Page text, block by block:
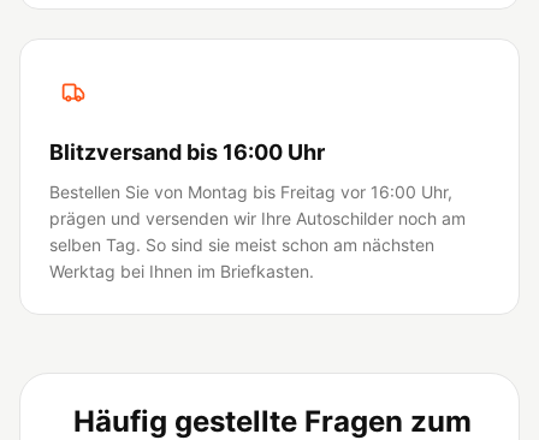
Blitzversand bis 16:00 Uhr
Bestellen Sie von Montag bis Freitag vor 16:00 Uhr,
prägen und versenden wir Ihre Autoschilder noch am
selben Tag. So sind sie meist schon am nächsten
Werktag bei Ihnen im Briefkasten.
Häufig gestellte Fragen zum